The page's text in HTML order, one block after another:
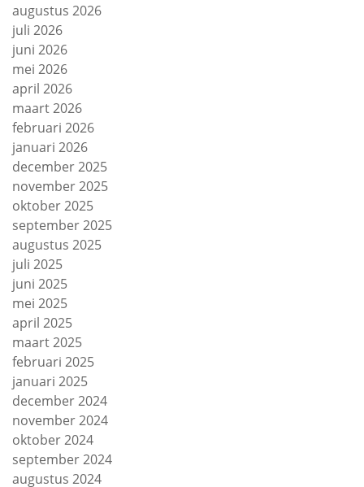
augustus 2026
juli 2026
juni 2026
mei 2026
april 2026
maart 2026
februari 2026
januari 2026
december 2025
november 2025
oktober 2025
september 2025
augustus 2025
juli 2025
juni 2025
mei 2025
april 2025
maart 2025
februari 2025
januari 2025
december 2024
november 2024
oktober 2024
september 2024
augustus 2024